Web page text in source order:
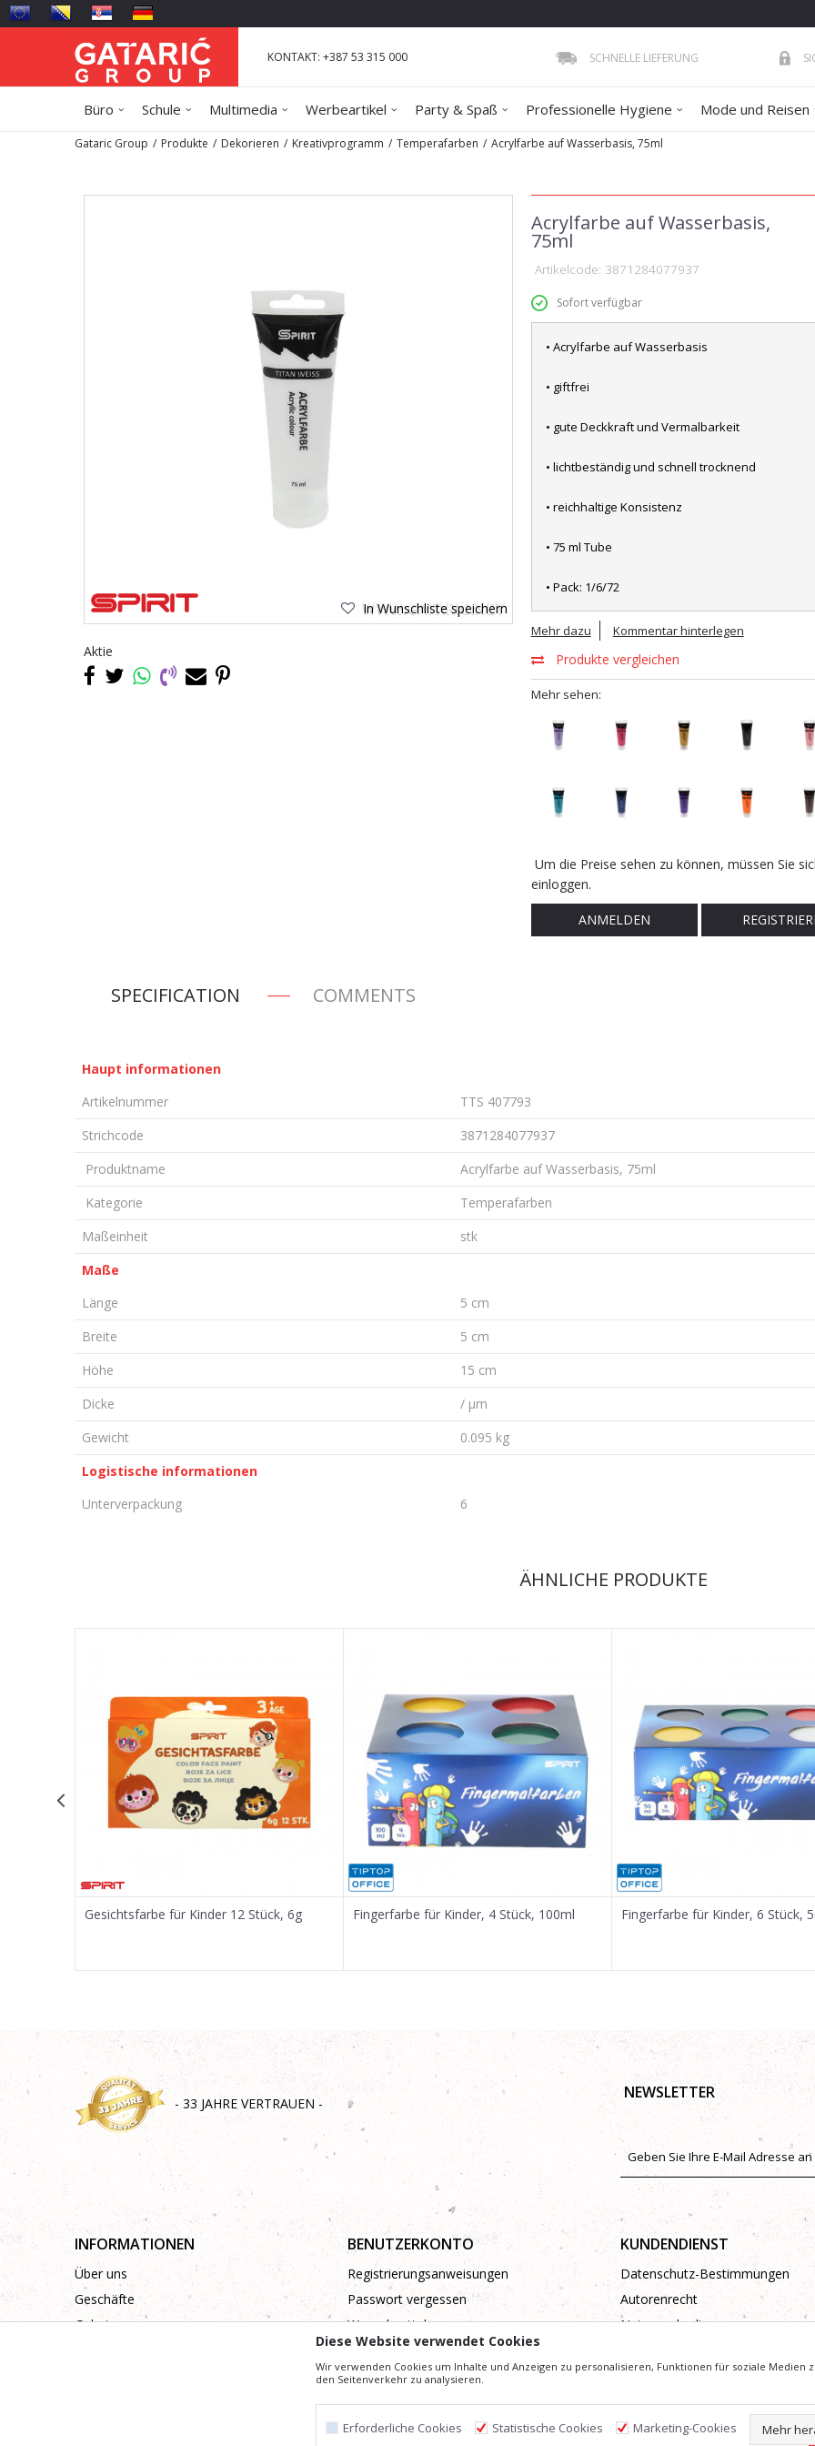
KONTAKT: +387 53 315 000 SCHNELLE LIEFERUNG
Büro Schule Multimedia Werbeartikel Party & Spaß Professionelle Hygiene Mode und Reisen
Gataric Group Produkte Dekorieren Kreativprogramm Temperafarben Acrylfarbe auf Wasserbasis, 75ml
In Wunschliste speichern
Aktie
Acrylfarbe auf Wasserbasis,
75ml
Artikelcode: 3871284077937
Sofort verfügbar
• Acrylfarbe auf Wasserbasis
• giftfrei
• gute Deckkraft und Vermalbarkeit
• lichtbeständig und schnell trocknend
• reichhaltige Konsistenz
• 75 ml Tube
• Pack: 1/6/72
Mehr dazu Kommentar hinterlegen
Produkte vergleichen
Mehr sehen:
Um die Preise sehen zu können, müssen Sie
einloggen.
ANMELDEN
SPECIFICATION COMMENTS
Haupt informationen
Artikelnummer
TTS 407793
Strichcode
3871284077937
Produktname
Acrylfarbe auf Wasserbasis, 75ml
Kategorie
Temperafarben
Maßeinheit
stk
Maße
Länge
5 cm
Breite
5 cm
Höhe
15 cm
Dicke
/ µm
Gewicht
0.095 kg
Logistische informationen
Unterverpackung
6
Nachricht
ÄHNLICHE PRODUKTE
Gesichtsfarbe für Kinder 12 Stück, 6g Fingerfarbe für Kinder, 4 Stück, 100ml Fingerfarbe für Kinder, 6 Stück,
- 33 JAHRE VERTRAUEN -
NEWSLETTER
INFORMATIONEN
Über uns
Geschäfte
Galerie
BENUTZERKONTO
Registrierungsanweisungen
Passwort vergessen
Wunschzettel
KUNDENDIENST
Datenschutz-Bestimmungen
Autorenrecht
Nutzungsbedingungen
die Beschreibung von Produkten, Anzeige von Bildern und Preise präzise und Profesionell wie möglich zu gestalten. Wir können jedoch
Diese Website verwendet Cookies
Wir verwenden Cookies um Inhalte und Anzeigen zu personalisieren, Funktionen für soziale Medien
den Seitenverkehr zu analysieren.
Erforderliche Cookies Statistische Cookies Marketing-Cookies Mehr